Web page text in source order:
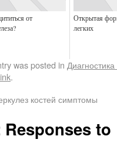
от
Открытая
легких
was posted in
.
костей симптомы
Responses to